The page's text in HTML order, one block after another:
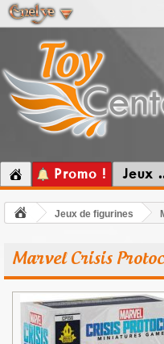
Promo ! Jeux
Jeux de figurines
Marvel Crisis